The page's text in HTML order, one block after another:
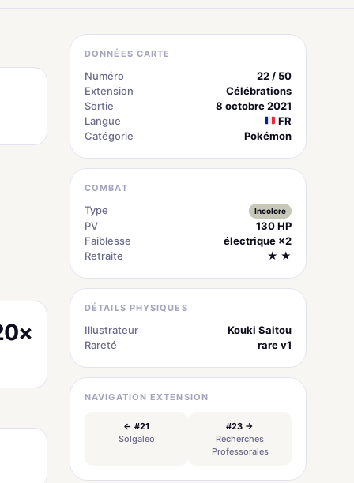
DONNÉES CARTE
Numéro
22 / 50
Extension
Célébrations
Sortie
8 octobre 2021
Langue
FR
Catégorie
Pokémon
COMBAT
Type Incolore
PV
130 HP
Faiblesse
électrique ×2
Retraite
★ ★
DÉTAILS PHYSIQUES
Illustrateur
Kouki Saitou
Rareté
rare v1
NAVIGATION EXTENSION
← #21
Solgaleo
#23 →
Recherches
Professorales